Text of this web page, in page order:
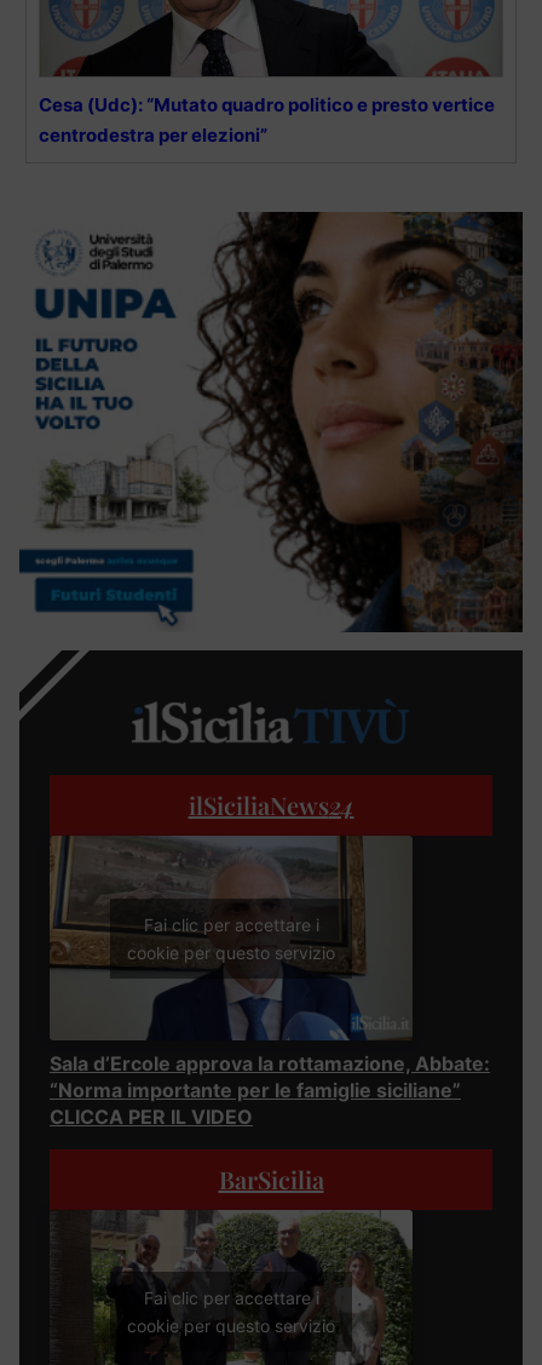
Cesa (Udc): “Mutato quadro politico e presto vertice
centrodestra per elezioni”
ilSiciliaNews24
Fai clic per accettare i
cookie per questo servizio
Sala d’Ercole approva la rottamazione, Abbate:
“Norma importante per le famiglie siciliane”
CLICCA PER IL VIDEO
BarSicilia
Fai clic per accettare i
cookie per questo servizio